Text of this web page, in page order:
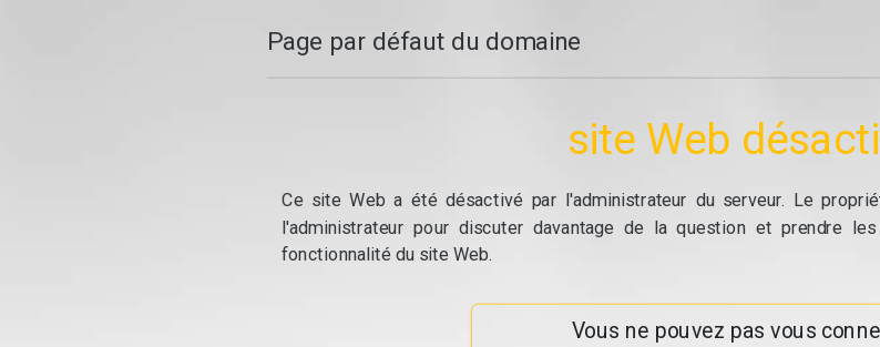
Page par défaut du domaine
site Web
Ce site Web a été désactivé par l'administrateur du serveur. Le
l'administrateur pour discuter davantage de la question et prendre
fonctionnalité du site Web.
Vous ne pouvez pas vous